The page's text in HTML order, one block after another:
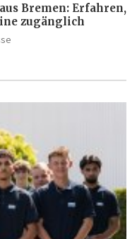
Bremen: Erfahren,
zugänglich